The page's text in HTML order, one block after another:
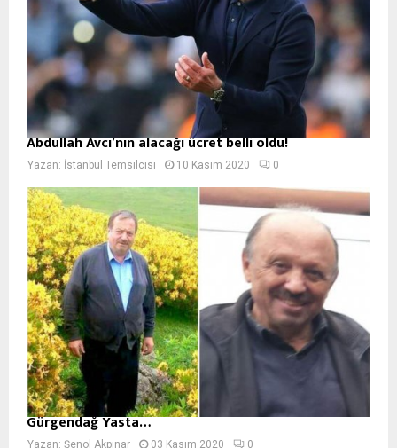
Abdullah Avcı’nın alacağı ücret belli oldu!
Yazan: İstanbul Temsilcisi 10 Kasım 2020 0
Gürgendağ Yasta…
Yazan: Şenol Akpınar 03 Kasım 2020 0